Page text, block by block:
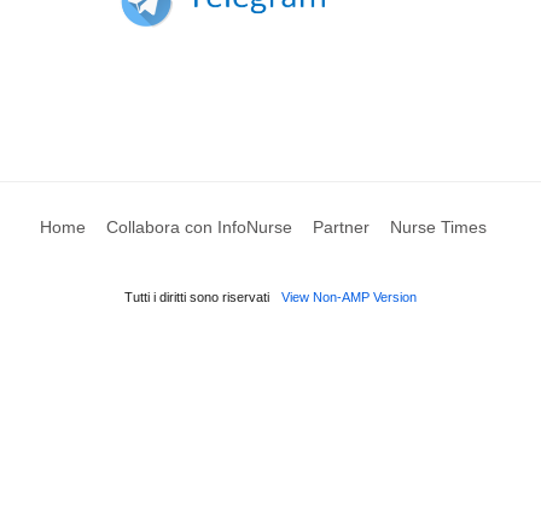
Home Collabora con InfoNurse Partner Nurse Times
Tutti i diritti sono riservati View Non-AMP Version